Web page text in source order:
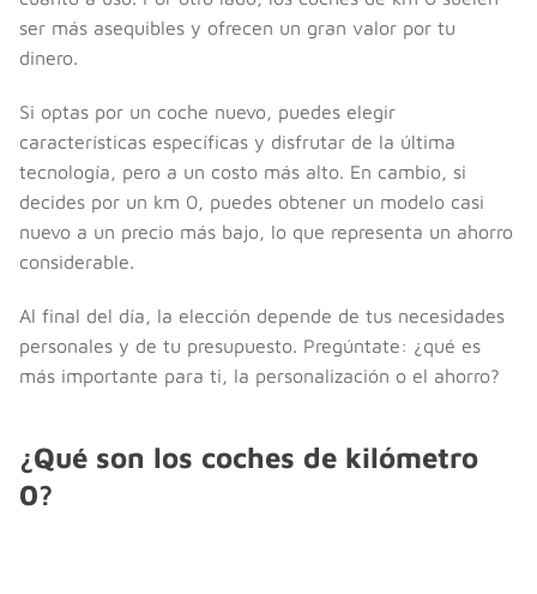
ser más asequibles y ofrecen un gran valor por tu
dinero.
Si optas por un coche nuevo, puedes elegir
características específicas y disfrutar de la última
tecnología, pero a un costo más alto. En cambio, si
decides por un km 0, puedes obtener un modelo casi
nuevo a un precio más bajo, lo que representa un ahorro
considerable.
Al final del día, la elección depende de tus necesidades
personales y de tu presupuesto. Pregúntate: ¿qué es
más importante para ti, la personalización o el ahorro?
¿Qué son los coches de kilómetro
0?